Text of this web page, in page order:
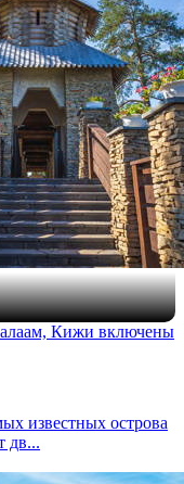
Кижи включены
известных острова
дв...